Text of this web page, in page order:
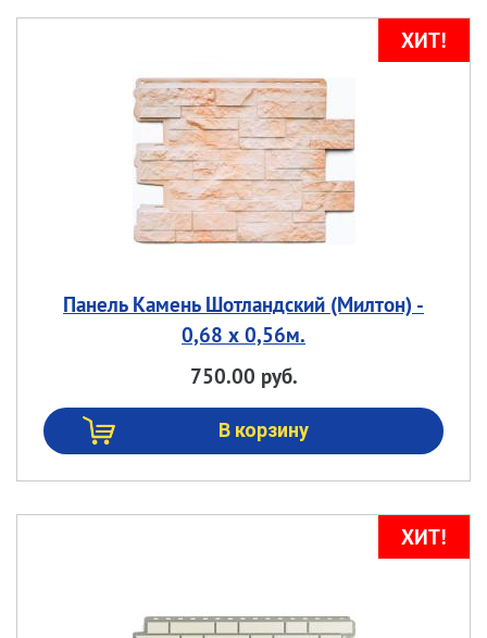
Панель Камень Шотландский (Милтон) -
0,68 х 0,56м.
750.00 руб.